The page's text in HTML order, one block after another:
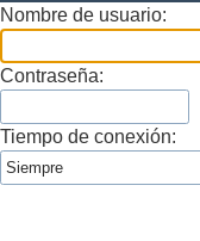
Nombre de usuario:
Contraseña:
Tiempo de conexión: